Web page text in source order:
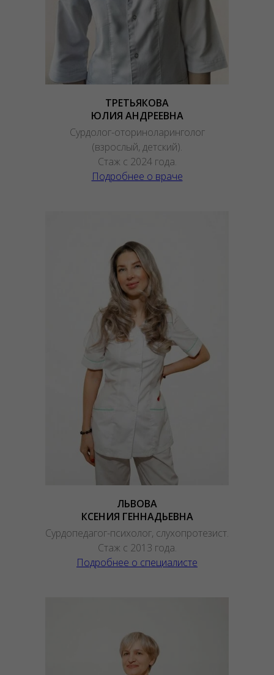
ТРЕТЬЯКОВА
ЮЛИЯ АНДРЕЕВНА
Сурдолог-оториноларинголог
(взрослый, детский).
Стаж с 2024 года.
Подробнее о враче
ЛЬВОВА
КСЕНИЯ ГЕННАДЬЕВНА
Сурдопедагог-психолог, слухопротезист.
Стаж с 2013 года.
Подробнее о специалисте